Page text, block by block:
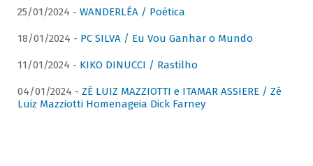
25/01/2024 - WANDERLÉA / Poética
18/01/2024 - PC SILVA / Eu Vou Ganhar o Mundo
11/01/2024 - KIKO DINUCCI / Rastilho
04/01/2024 - ZÉ LUIZ MAZZIOTTI e ITAMAR ASSIERE / Zé
Luiz Mazziotti Homenageia Dick Farney